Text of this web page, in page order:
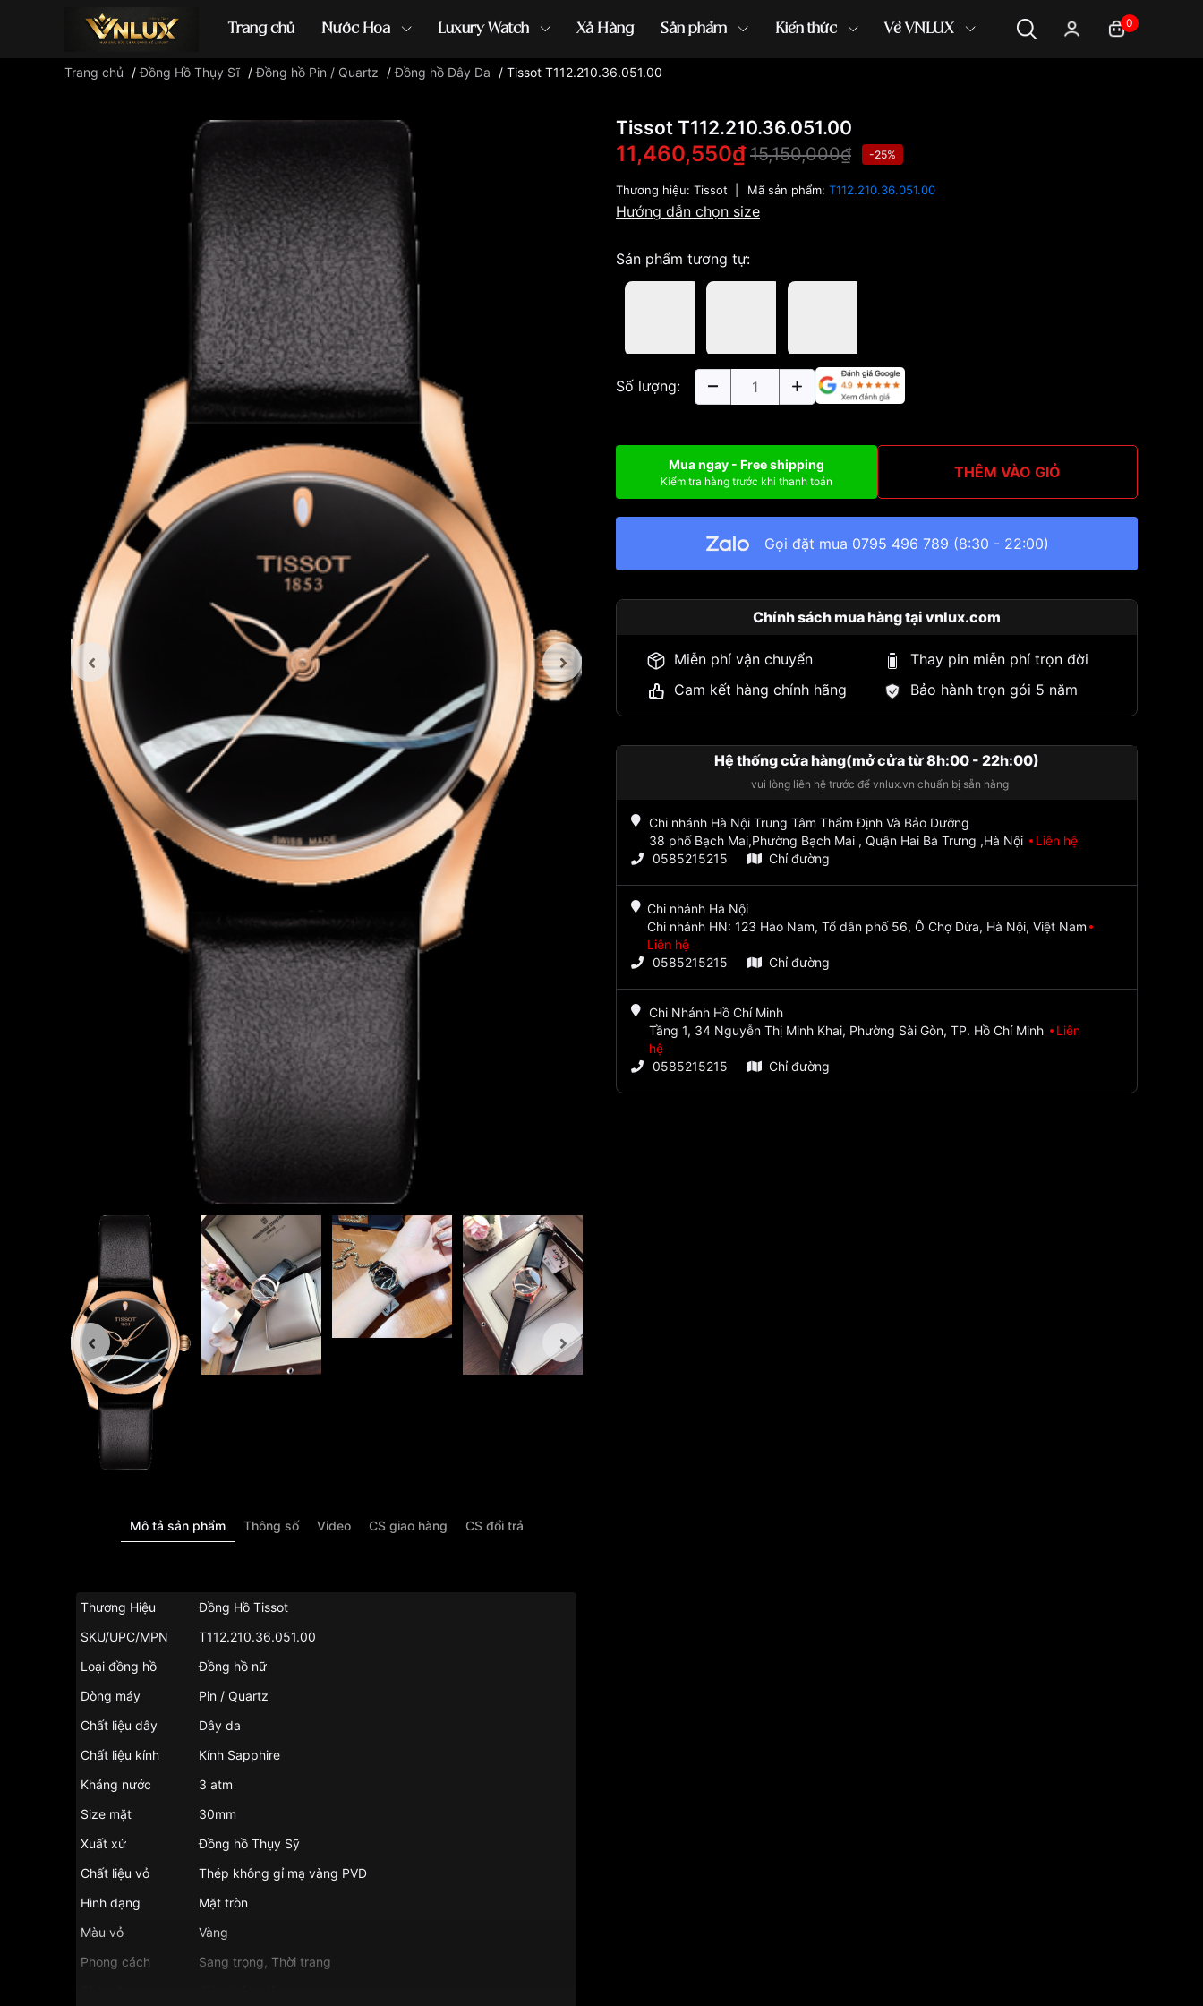
Trang chủ Nước Hoa Luxury Watch Xả Hàng Sản phẩm Kiến thức Về VNLUX 0
Đồng hồ casio đồng hồ G-Shock
Trang chủ /Đồng Hồ Thụy Sĩ /Đồng hồ Pin / Quartz /Đồng hồ Dây Da / Tissot T112.210.36.051.00
Mô tả sản phẩm Thông số Video CS giao hàng CS đổi trả
Thương Hiệu
Đồng Hồ Tissot
SKU/UPC/MPN
T112.210.36.051.00
Loại đồng hồ
Đồng hồ nữ
Dòng máy
Pin / Quartz
Chất liệu dây
Dây da
Chất liệu kính
Kính Sapphire
Kháng nước
3 atm
Size mặt
30mm
Xuất xứ
Đồng hồ Thụy Sỹ
Chất liệu vỏ
Thép không gỉ mạ vàng PVD
Hình dạng
Mặt tròn
Màu vỏ
Vàng
Phong cách
Sang trọng, Thời trang
Tissot T112.210.36.051.00
11,460,550₫ 15,150,000₫ -25%
Thương hiệu: Tissot Mã sản phẩm: T112.210.36.051.00
Hướng dẫn chọn size
Sản phẩm tương tự:
Số lượng:
Mua ngay - Free shipping
Kiểm tra hàng trước khi thanh toán THÊM VÀO GIỎ
Gọi đặt mua 0795 496 789 (8:30 - 22:00)
Chính sách mua hàng tại vnlux.com
Miễn phí vận chuyển
Thay pin miễn phí trọn đời
Cam kết hàng chính hãng
Bảo hành trọn gói 5 năm
Hệ thống cửa hàng(mở cửa từ 8h:00 - 22h:00)
vui lòng liên hệ trước để vnlux.vn chuẩn bị sẵn hàng
Chi nhánh Hà Nội Trung Tâm Thẩm Định Và Bảo Dưỡng
38 phố Bạch Mai,Phường Bạch Mai , Quận Hai Bà Trưng ,Hà Nội
Liên hệ
0585215215
Chỉ đường
Chi nhánh Hà Nội
Chi nhánh HN: 123 Hào Nam, Tổ dân phố 56, Ô Chợ Dừa, Hà Nội, Việt Nam
Liên hệ
0585215215
Chỉ đường
Chi Nhánh Hồ Chí Minh
Tầng 1, 34 Nguyễn Thị Minh Khai, Phường Sài Gòn, TP. Hồ Chí Minh
Liên
hệ
0585215215
Chỉ đường